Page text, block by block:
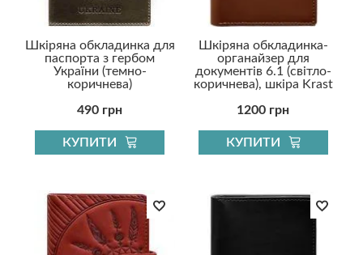
Шкіряна обкладинка для
паспорта з гербом
України (темно-
коричнева)
490 грн
КУПИТИ
Шкіряна обкладинка-
органайзер для
документів 6.1 (світло-
коричнева), шкіра Krast
1200 грн
КУПИТИ